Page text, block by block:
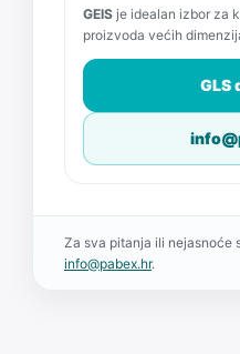
GEIS je idealan izbor za
proizvoda većih
GLS
Za sva pitanja ili nejasnoće
info@pabex.hr.